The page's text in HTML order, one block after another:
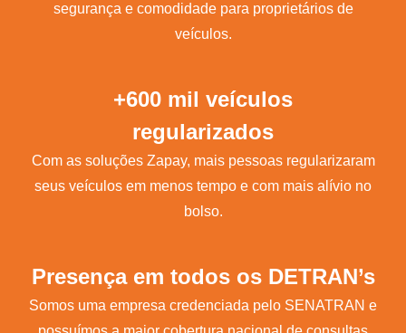
segurança e comodidade para proprietários de
veículos.
+600 mil veículos
regularizados
Com as soluções Zapay, mais pessoas regularizaram
seus veículos em menos tempo e com mais alívio no
bolso.
Presença em todos os DETRAN’s
Somos uma empresa credenciada pelo SENATRAN e